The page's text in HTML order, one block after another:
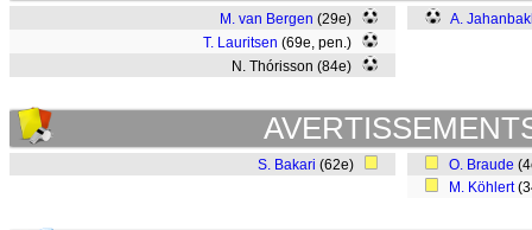
M. van Bergen (29e)
T. Lauritsen (69e, pen.)
N. Thórisson (84e)
A.
S. Bakari (62e) O. Braude
M. Köhlert